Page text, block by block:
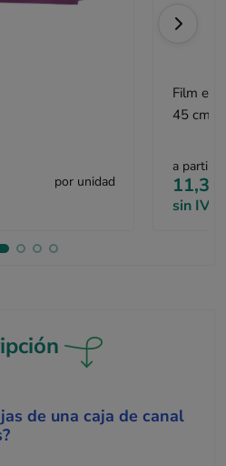
por unidad
Film
45 cm
a partir
11,35
sin IVA
de una caja de canal